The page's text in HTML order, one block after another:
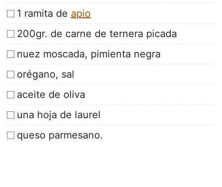
1 ramita de apio
200gr. de carne de ternera picada
nuez moscada, pimienta negra
orégano, sal
aceite de oliva
una hoja de laurel
queso parmesano.